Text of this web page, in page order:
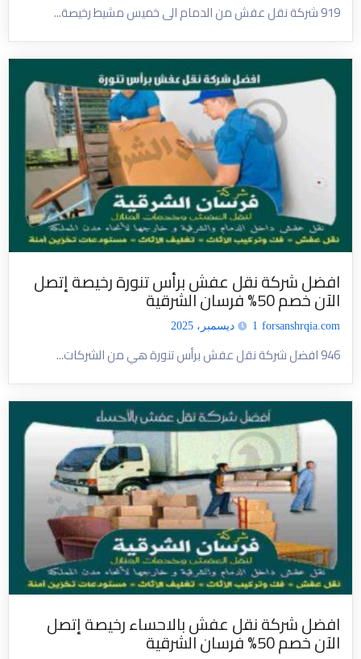
919 شركة نقل عفش من الدمام الى خميس مشيط رخيصة...
افضل شركة نقل عفش برأس تنورة رخيصة إتصل
الآن خصم 50% فرسان الشرقية
forsanshrqia.com 1 ديسمبر، 2025
946 افضل شركة نقل عفش برأس تنورة هي من الشركات...
افضل شركة نقل عفش بالاحساء رخيصة إتصل
الآن خصم 50% فرسان الشرقية